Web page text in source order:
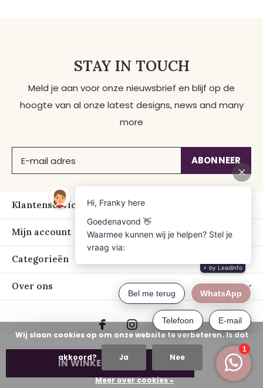
IN WINKELWAGEN
STAY IN TOUCH
Meld je aan voor onze nieuwsbrief en blijf op de
hoogte van al onze latest designs, news and many
more
ABONNEER
Klantenservice
Mijn account
Categorieën
Over ons
© Copyright2026- Just Franky
Wij slaan cookies op om onze website te verbeteren. Is dat
akkoord? Ja Nee
Meer over cookies »